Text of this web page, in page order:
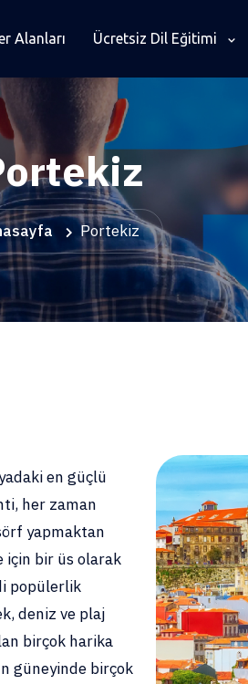
Alanları Ücretsiz Dil Eğitimi
Portekiz
en güçlü
her zaman
yapmaktan
için bir üs olarak
popülerlik
deniz ve plaj
birçok harika
güneyinde birçok